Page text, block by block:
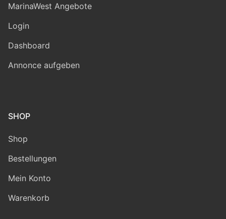
MarinaWest Angebote
Login
Dashboard
Annonce aufgeben
SHOP
Shop
Bestellungen
Mein Konto
Warenkorb